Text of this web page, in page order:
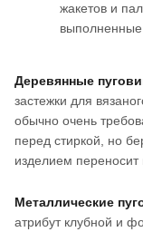
жакетов и
выполненные
Деревянные
застежки для
обычно очень
перед стиркой, но
изделием переносит
Металлические
атрибут клубной и